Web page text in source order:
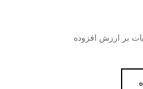
10 % مالیات بر ارزش افزوده